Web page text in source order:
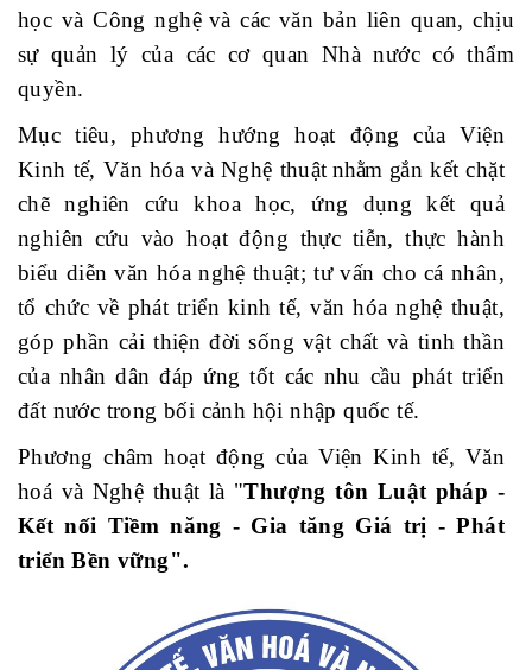
học vàCông nghệ và các văn bản liên quan, chịu
sự quản lý của các cơ quan Nhà nước có thẩm
quyền.
Mục tiêu, phương hướng hoạt động củaViện
Kinh tế, Văn hóa và Nghệ thuật nhằm gắn kết chặt
chẽ nghiên cứu khoa học, ứng dụng kết quả
nghiên cứu vào hoạt động thực tiễn, thực hành
biểu diễn văn hóa nghệ thuật; tư vấn cho cá nhân,
tổ chức về phát triển kinh tế, văn hóa nghệ thuật,
góp phần cải thiện đời sống vật chất và tinh thần
của nhân dân đáp ứng tốt các nhu cầu phát triển
đất nước trong bối cảnh hội nhập quốc tế.
Phương châm hoạt động của Viện Kinh tế, Văn
hoá và Nghệ thuật là "Thượng tôn Luật pháp -
Kết nối Tiềm năng - Gia tăng Giá trị - Phát
triển Bền vững".